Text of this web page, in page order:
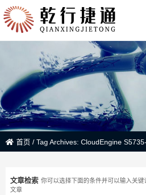
首页 /Tag Archives: CloudEngine
文章检索 你可以选择下面的条件并可以输入关
文章